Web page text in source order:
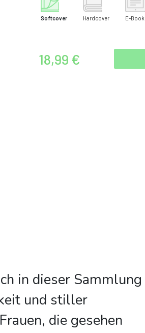
Softcover Hardcover E-Book
18,99 €
in dieser Sammlung
und stiller
die gesehen